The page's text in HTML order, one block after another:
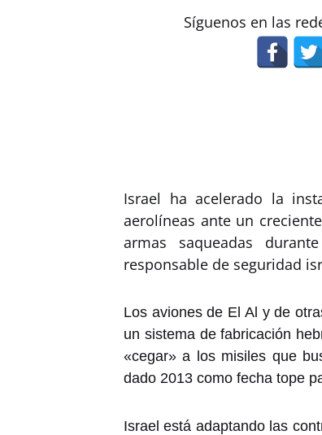
Síguenos en las
Israel ha acelerado la
aerolíneas ante un
armas saqueadas
responsable de seguridad
Los aviones de El Al y de
un sistema de fabricación
«cegar» a los misiles que
dado 2013 como fecha tope
Israel está adaptando las